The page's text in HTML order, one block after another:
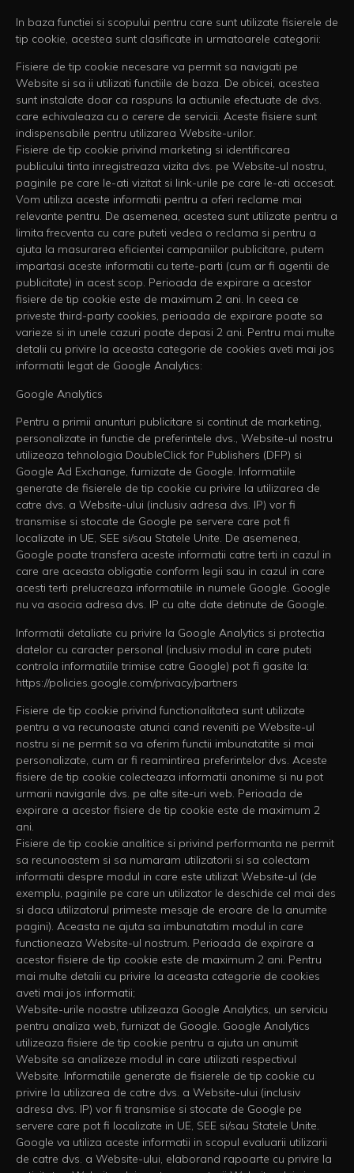
In baza functiei si scopului pentru care sunt utilizate fisierele de
tip cookie, acestea sunt clasificate in urmatoarele categorii:
Fisiere de tip cookie necesare va permit sa navigati pe
Website si sa ii utilizati functiile de baza. De obicei, acestea
sunt instalate doar ca raspuns la actiunile efectuate de dvs.
care echivaleaza cu o cerere de servicii. Aceste fisiere sunt
indispensabile pentru utilizarea Website-urilor.
Fisiere de tip cookie privind marketing si identificarea
publicului tinta inregistreaza vizita dvs. pe Website-ul nostru,
paginile pe care le-ati vizitat si link-urile pe care le-ati accesat.
Vom utiliza aceste informatii pentru a oferi reclame mai
relevante pentru. De asemenea, acestea sunt utilizate pentru a
limita frecventa cu care puteti vedea o reclama si pentru a
ajuta la masurarea eficientei campaniilor publicitare, putem
impartasi aceste informatii cu terte-parti (cum ar fi agentii de
publicitate) in acest scop. Perioada de expirare a acestor
fisiere de tip cookie este de maximum 2 ani. In ceea ce
priveste third-party cookies, perioada de expirare poate sa
varieze si in unele cazuri poate depasi 2 ani. Pentru mai multe
detalii cu privire la aceasta categorie de cookies aveti mai jos
informatii legat de Google Analytics:
Google Analytics
Pentru a primii anunturi publicitare si continut de marketing,
personalizate in functie de preferintele dvs., Website-ul nostru
utilizeaza tehnologia DoubleClick for Publishers (DFP) si
Google Ad Exchange, furnizate de Google. Informatiile
generate de fisierele de tip cookie cu privire la utilizarea de
catre dvs. a Website-ului (inclusiv adresa dvs. IP) vor fi
transmise si stocate de Google pe servere care pot fi
localizate in UE, SEE si/sau Statele Unite. De asemenea,
Google poate transfera aceste informatii catre terti in cazul in
care are aceasta obligatie conform legii sau in cazul in care
acesti terti prelucreaza informatiile in numele Google. Google
nu va asocia adresa dvs. IP cu alte date detinute de Google.
Informatii detaliate cu privire la Google Analytics si protectia
datelor cu caracter personal (inclusiv modul in care puteti
controla informatiile trimise catre Google) pot fi gasite la:
https://policies.google.com/privacy/partners
Fisiere de tip cookie privind functionalitatea sunt utilizate
pentru a va recunoaste atunci cand reveniti pe Website-ul
nostru si ne permit sa va oferim functii imbunatatite si mai
personalizate, cum ar fi reamintirea preferintelor dvs. Aceste
fisiere de tip cookie colecteaza informatii anonime si nu pot
urmarii navigarile dvs. pe alte site-uri web. Perioada de
expirare a acestor fisiere de tip cookie este de maximum 2
ani.
Fisiere de tip cookie analitice si privind performanta ne permit
sa recunoastem si sa numaram utilizatorii si sa colectam
informatii despre modul in care este utilizat Website-ul (de
exemplu, paginile pe care un utilizator le deschide cel mai des
si daca utilizatorul primeste mesaje de eroare de la anumite
pagini). Aceasta ne ajuta sa imbunatatim modul in care
functioneaza Website-ul nostrum. Perioada de expirare a
acestor fisiere de tip cookie este de maximum 2 ani. Pentru
mai multe detalii cu privire la aceasta categorie de cookies
aveti mai jos informatii;
Website-urile noastre utilizeaza Google Analytics, un serviciu
pentru analiza web, furnizat de Google. Google Analytics
utilizeaza fisiere de tip cookie pentru a ajuta un anumit
Website sa analizeze modul in care utilizati respectivul
Website. Informatiile generate de fisierele de tip cookie cu
privire la utilizarea de catre dvs. a Website-ului (inclusiv
adresa dvs. IP) vor fi transmise si stocate de Google pe
servere care pot fi localizate in UE, SEE si/sau Statele Unite.
Google va utiliza aceste informatii in scopul evaluarii utilizarii
de catre dvs. a Website-ului, elaborand rapoarte cu privire la